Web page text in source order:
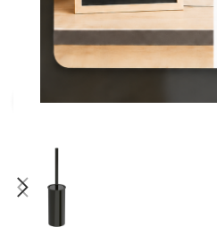
Nagyításhoz kattints ide